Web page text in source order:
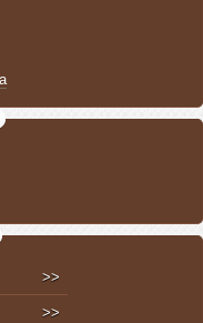
>>
>>